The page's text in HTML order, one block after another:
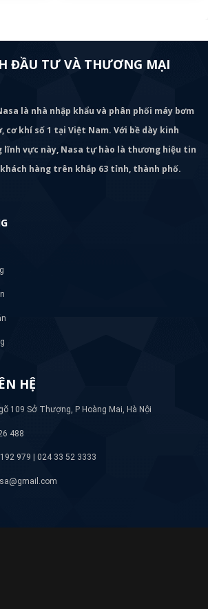
ĐẦU TƯ VÀ THƯƠNG MẠI
là nhà nhập khẩu và phân phối máy bơm
cơ khí số 1 tại Việt Nam. Với bề dày kinh
lĩnh vực này, Nasa tự hào là thương hiệu tin
hàng trên khắp 63 tỉnh, thành phố.
HỆ
109 Sở Thượng, P Hoàng Mai, Hà Nội
488
979 | 024 33 52 3333